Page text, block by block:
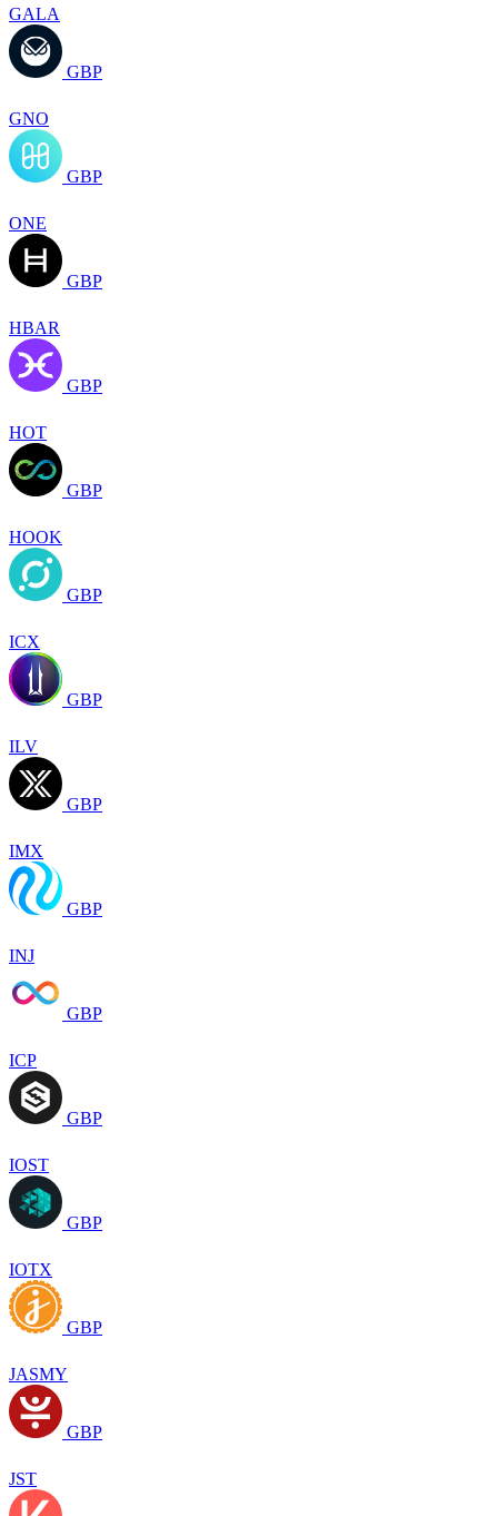
GALA
GBP
GNO
GBP
ONE
GBP
HBAR
GBP
HOT
GBP
HOOK
GBP
ICX
GBP
ILV
GBP
IMX
GBP
INJ
GBP
ICP
GBP
IOST
GBP
IOTX
GBP
JASMY
GBP
JST